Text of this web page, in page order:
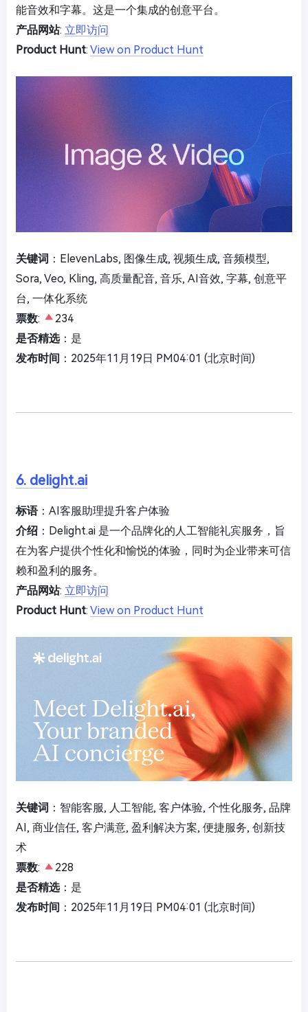
能音效和字幕。这是一个集成的创意平台。
产品网站: 立即访问
Product Hunt: View on Product Hunt
关键词 ：ElevenLabs, 图像生成, 视频生成, 音频模型,
Sora, Veo, Kling, 高质量配音, 音乐, AI音效, 字幕, 创意平
台, 一体化系统
票数:
234
是否精选：是
发布时间 ：2025年11月19日 PM04:01 (北京时间)
6. delight.ai
标语：AI客服助理提升客户体验
介绍 ：Delight.ai 是一个品牌化的人工智能礼宾服务，旨
在为客户提供个性化和愉悦的体验，同时为企业带来可信
赖和盈利的服务。
产品网站: 立即访问
Product Hunt: View on Product Hunt
关键词 ：智能客服, 人工智能, 客户体验, 个性化服务, 品牌
AI, 商业信任, 客户满意, 盈利解决方案, 便捷服务, 创新技
术
票数:
228
是否精选：是
发布时间 ：2025年11月19日 PM04:01 (北京时间)